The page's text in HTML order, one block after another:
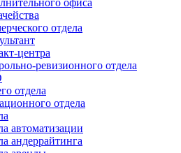
отдела
центра
ревизионного отдела
отдела
отдела
автоматизации
андеррайтинга